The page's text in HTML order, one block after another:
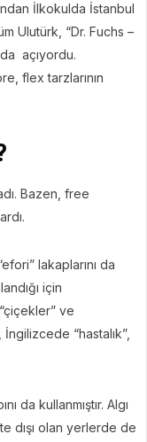
İlkokulda İstanbul
Ulutürk, “Dr. Fuchs –
açıyordu.
flex tarzlarının
Bazen, free
lakaplarını da
için
ve
İngilizcede “hastalık”,
da kullanmıştır. Algı
dışı olan yerlerde de